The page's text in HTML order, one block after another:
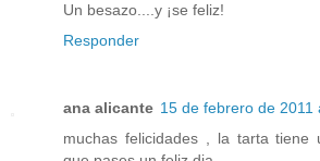
Un besazo....y ¡se feliz!
Responder
ana alicante 15 de febrero de 2011
muchas felicidades , la tarta tiene